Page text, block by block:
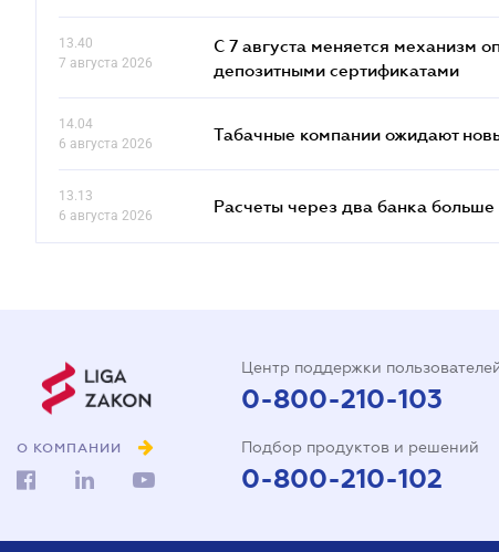
13.40
7 августа 2026
С 7 августа меняется механизм
депозитными сертификатами
14.04
6 августа 2026
Табачные компании ожидают
13.13
6 августа 2026
Расчеты через два банка
О КОМПАНИИ
Центр поддержки
0-800-210-103
Подбор продуктов и решений
0-800-210-102